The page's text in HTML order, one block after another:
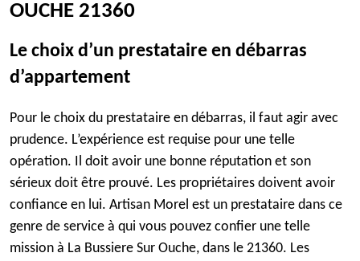
OUCHE 21360
Le choix d’un prestataire en débarras
d’appartement
Pour le choix du prestataire en débarras, il faut agir avec
prudence. L’expérience est requise pour une telle
opération. Il doit avoir une bonne réputation et son
sérieux doit être prouvé. Les propriétaires doivent avoir
confiance en lui. Artisan Morel est un prestataire dans ce
genre de service à qui vous pouvez confier une telle
mission à La Bussiere Sur Ouche, dans le 21360. Les